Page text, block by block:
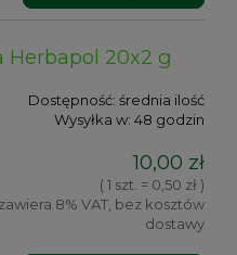
Herbapol 20x2 g
Dostępność: średnia ilość
Wysyłka w: 48 godzin
10,00 zł
( 1 szt. = 0,50 zł )
zawiera 8% VAT, bez kosztów
dostawy